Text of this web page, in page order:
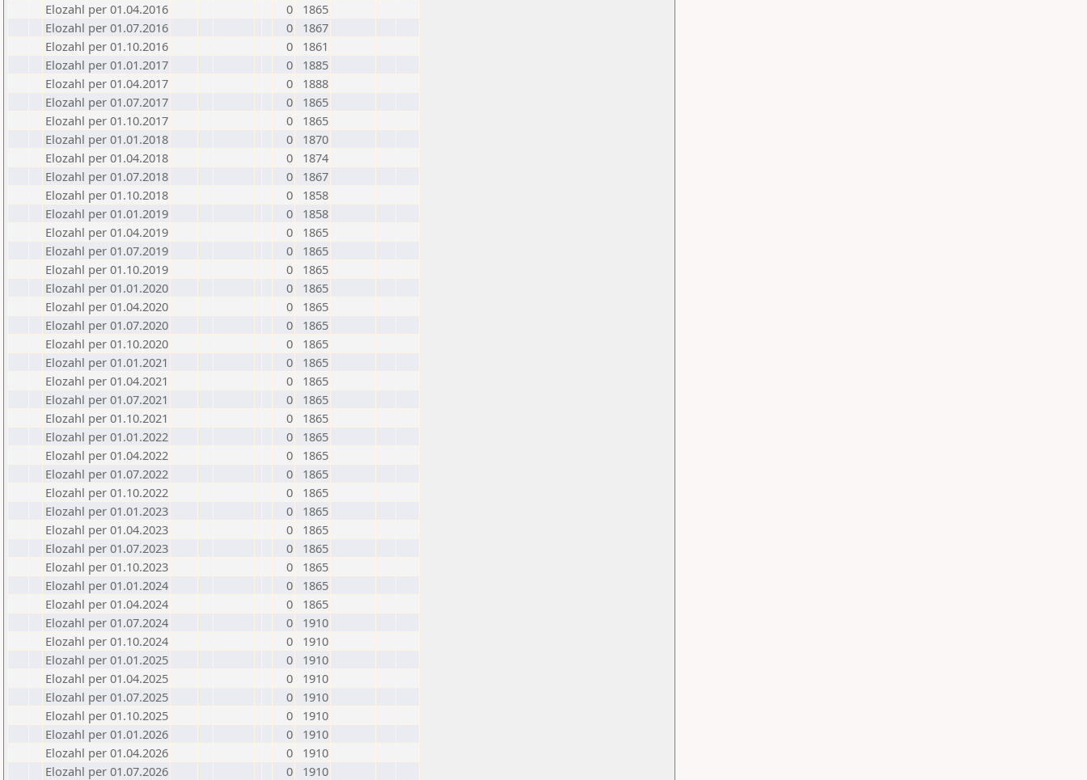
Elozahl per 01.04.2016
0
1865
Elozahl per 01.07.2016
0
1867
Elozahl per 01.10.2016
0
1861
Elozahl per 01.01.2017
0
1885
Elozahl per 01.04.2017
0
1888
Elozahl per 01.07.2017
0
1865
Elozahl per 01.10.2017
0
1865
Elozahl per 01.01.2018
0
1870
Elozahl per 01.04.2018
0
1874
Elozahl per 01.07.2018
0
1867
Elozahl per 01.10.2018
0
1858
Elozahl per 01.01.2019
0
1858
Elozahl per 01.04.2019
0
1865
Elozahl per 01.07.2019
0
1865
Elozahl per 01.10.2019
0
1865
Elozahl per 01.01.2020
0
1865
Elozahl per 01.04.2020
0
1865
Elozahl per 01.07.2020
0
1865
Elozahl per 01.10.2020
0
1865
Elozahl per 01.01.2021
0
1865
Elozahl per 01.04.2021
0
1865
Elozahl per 01.07.2021
0
1865
Elozahl per 01.10.2021
0
1865
Elozahl per 01.01.2022
0
1865
Elozahl per 01.04.2022
0
1865
Elozahl per 01.07.2022
0
1865
Elozahl per 01.10.2022
0
1865
Elozahl per 01.01.2023
0
1865
Elozahl per 01.04.2023
0
1865
Elozahl per 01.07.2023
0
1865
Elozahl per 01.10.2023
0
1865
Elozahl per 01.01.2024
0
1865
Elozahl per 01.04.2024
0
1865
Elozahl per 01.07.2024
0
1910
Elozahl per 01.10.2024
0
1910
Elozahl per 01.01.2025
0
1910
Elozahl per 01.04.2025
0
1910
Elozahl per 01.07.2025
0
1910
Elozahl per 01.10.2025
0
1910
Elozahl per 01.01.2026
0
1910
Elozahl per 01.04.2026
0
1910
Elozahl per 01.07.2026
0 1910